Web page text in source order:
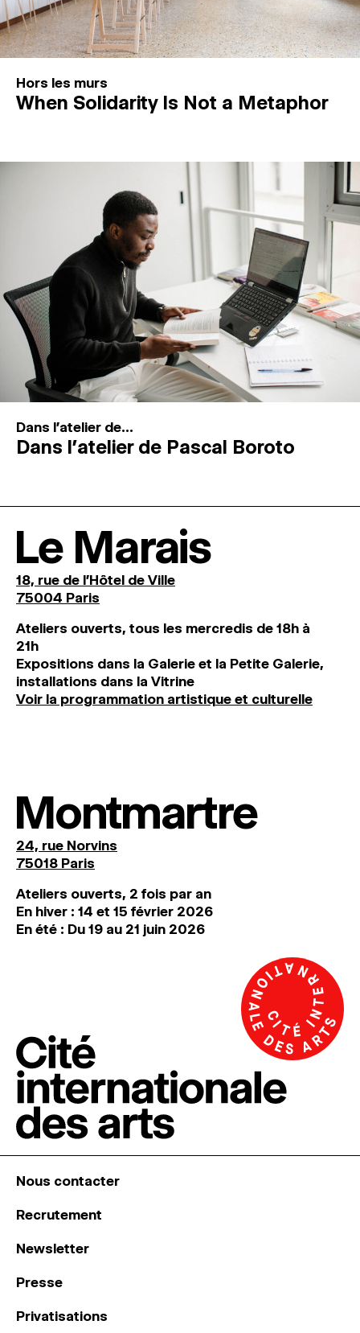
Hors les murs
When Solidarity Is Not a Metaphor
Dans l'atelier de...
Dans l’atelier de Pascal Boroto
Le Marais
18, rue de l'Hôtel de Ville
75004 Paris
Ateliers ouverts, tous les mercredis de 18h à
21h
Expositions dans la Galerie et la Petite Galerie,
installations dans la Vitrine
Voir la programmation artistique et culturelle
Montmartre
24, rue Norvins
75018 Paris
Ateliers ouverts, 2 fois par an
En hiver : 14 et 15 février 2026
En été : Du 19 au 21 juin 2026
Nous contacter
Recrutement
Newsletter
Presse
Privatisations